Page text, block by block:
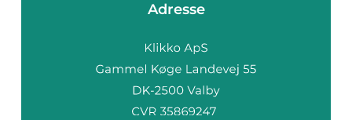
Adresse